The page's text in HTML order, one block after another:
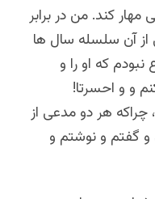
کند. من در برابر
آن سلسله سال ها
که او را و
و و احسرتا!
چراکه هر دو مدعی از
و گفتم و نوشتم و